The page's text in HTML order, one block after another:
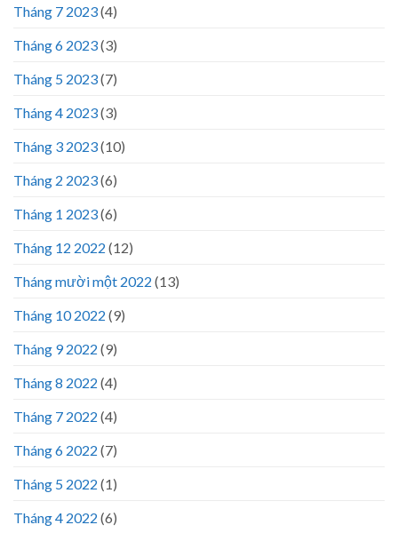
Tháng 7 2023(4)
Tháng 6 2023(3)
Tháng 5 2023(7)
Tháng 4 2023(3)
Tháng 3 2023(10)
Tháng 2 2023(6)
Tháng 1 2023(6)
Tháng 12 2022 (12)
Tháng mười một 2022 (13)
Tháng 10 2022 (9)
Tháng 9 2022 (9)
Tháng 8 2022 (4)
Tháng 7 2022 (4)
Tháng 6 2022 (7)
Tháng 5 2022 (1)
Tháng 4 2022 (6)